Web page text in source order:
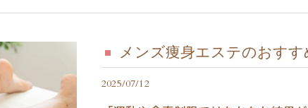
メンズ痩身エステのおす
2025/07/12